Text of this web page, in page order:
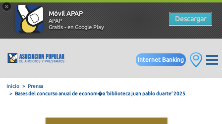
×
Móvil APAP
APAP
Gratis - en Google Play
Descargar
Internet Banking
Prensa